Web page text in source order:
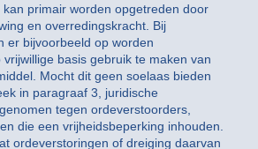
primair worden opgetreden door
en overredingskracht. Bij
er bijvoorbeeld op worden
basis gebruik te maken van
Mocht dit geen soelaas bieden
in paragraaf 3, juridische
tegen ordeverstoorders,
die een vrijheidsbeperking inhouden.
ordeverstoringen of dreiging daarvan